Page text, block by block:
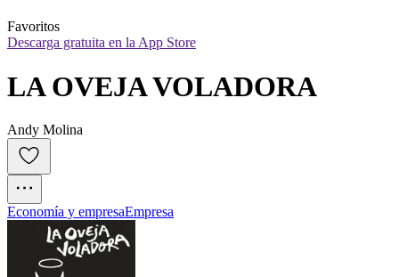
Favoritos
Descarga gratuita en la App Store
LA OVEJA VOLADORA
Andy Molina
Economía y empresaEmpresa